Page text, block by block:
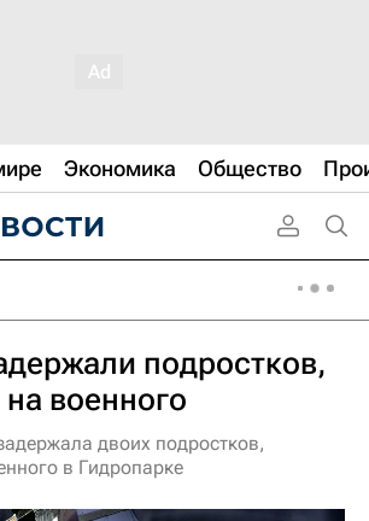
Экономика Общество
подростков,
военного
двоих подростков,
в Гидропарке